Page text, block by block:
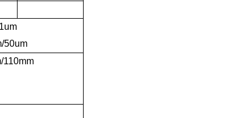
50um
110mm